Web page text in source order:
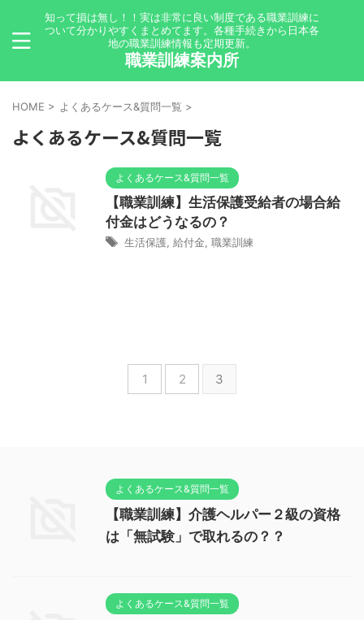
知って損は無し！！実は非常に良い制度である職業訓練に
ついて分かりやすくまとめてます。各種手続きから日本各
地の職業訓練情報も定期更新。
職業訓練案内所
HOME > よくあるケース&質問一覧 >
よくあるケース&質問一覧
よくあるケース&質問一覧
【職業訓練】生活保護受給者の場合給
付金はどうなるの？
生活保護 給付金 職業訓練
1 2 3
よくあるケース&質問一覧
【職業訓練】介護ヘルパー２級の資格
は「無試験」で取れるの？？
よくあるケース&質問一覧